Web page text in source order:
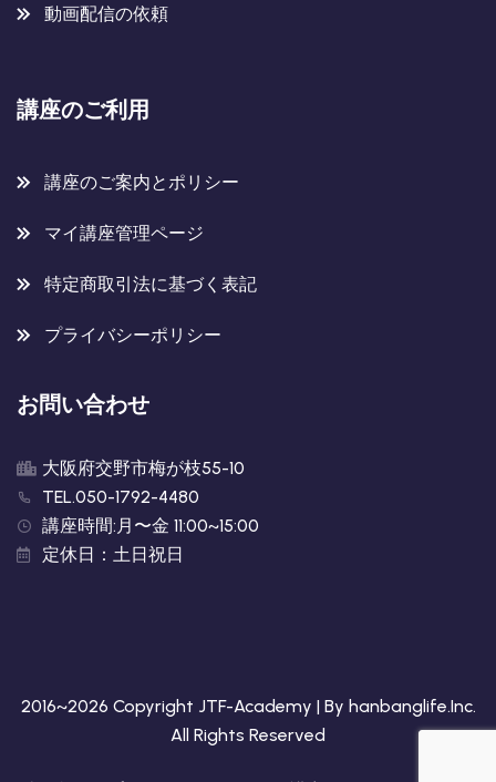
動画配信の依頼
講座のご利用
講座のご案内とポリシー
マイ講座管理ページ
特定商取引法に基づく表記
プライバシーポリシー
お問い合わせ
大阪府交野市梅が枝55-10
TEL.050-1792-4480
講座時間:月〜金 11:00~15:00
定休日：土日祝日
2016~2026 Copyright JTF-Academy | By hanbanglife.Inc.
All Rights Reserved